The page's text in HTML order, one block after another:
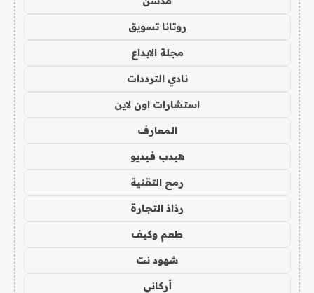
روتانا تسويق
مجلة الابداع
نادي الترددات
استشارات اون لاين
المعارف
هيدب فيديو
رمح التقنية
رذاذ التجارة
طعم وكيف
شهود نت
أركاني